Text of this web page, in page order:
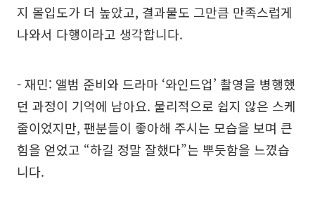
지 몰입도가 더 높았고, 결과물도 그만큼 만족스럽게
나와서 다행이라고 생각합니다.
- 재민: 앨범 준비와 드라마 ‘와인드업’ 촬영을 병행했
던 과정이 기억에 남아요. 물리적으로 쉽지 않은 스케
줄이었지만, 팬분들이 좋아해 주시는 모습을 보며 큰
힘을 얻었고 “하길 정말 잘했다”는 뿌듯함을 느꼈습
니다.